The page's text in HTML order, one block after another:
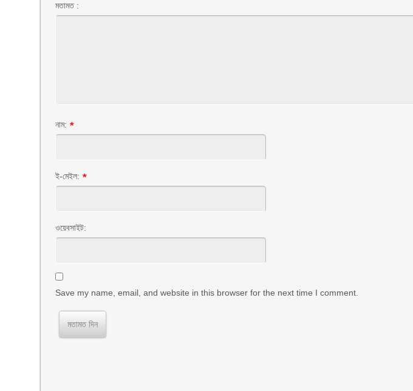
মতামত :
নাম: *
ই-মেইল: *
ওয়েবসাইট:
Save my name, email, and website in this browser for the next time I comment.